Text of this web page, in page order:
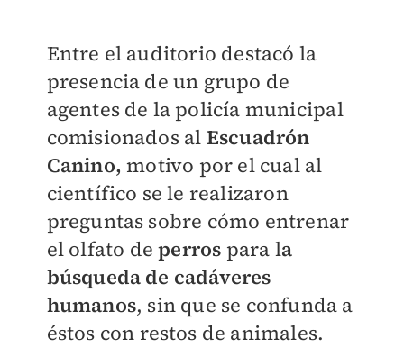
Entre el auditorio destacó la
presencia de un grupo de
agentes de la policía municipal
comisionados al Escuadrón
Canino, motivo por el cual al
científico se le realizaron
preguntas sobre cómo entrenar
el olfato deperros para la
búsqueda de cadáveres
humanos, sin que se confunda a
éstos con restos de animales.